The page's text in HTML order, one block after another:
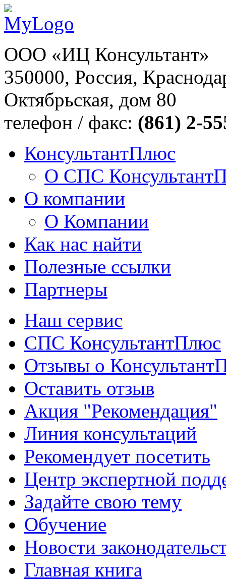
ООО «ИЦ Консультант»
350000, Россия,
Октябрьская, дом 80
телефон / факс: (861) 2-
КонсультантПлюс
О СПС
О компании
О Компании
Как нас найти
Полезные ссылки
Партнеры
Наш сервис
СПС КонсультантПлюс
Отзывы о
Оставить отзыв
Акция "Рекомендация"
Линия консультаций
Рекомендует посетить
Центр экспертной
Задайте свою тему
Обучение
Новости
Главная книга